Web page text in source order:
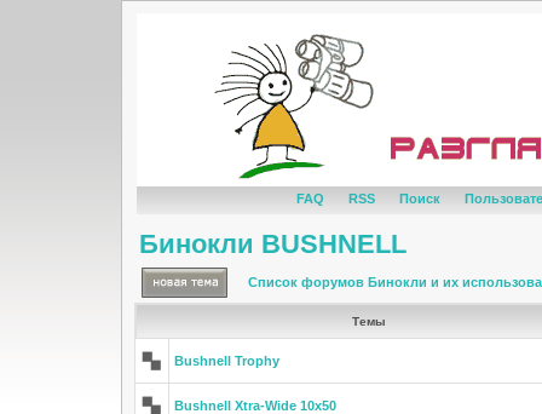
FAQ RSS Поиск
Бинокли BUSHNELL
Список форумов Бинокли и их
Темы
Bushnell Trophy
Bushnell Xtra-Wide 10x50